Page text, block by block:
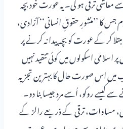
کا ’’منشورِ حقوقِ انسانی‘‘ آزادی،
کر کے عورت کو بچہ پیدا نہ کرنے پر
اسلامی اسکولوں میں کوئی تنقید نہیں
میں اس صورت حال کا بہترین تجزیہ
کیسے روکو، اُسے مرد جیسا بنا دو۔
مساوات، ترقی کے ذریعے رالز کے